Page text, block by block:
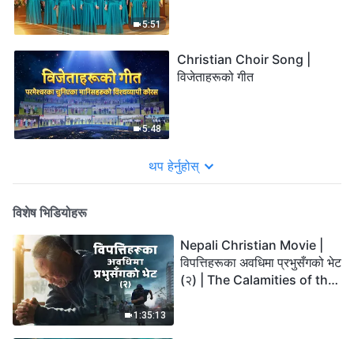
5:51
5:48
Christian Choir Song |
विजेताहरूको गीत
थप हेर्नुहोस्
विशेष भिडियोहरू
1:35:13
Nepali Christian Movie |
विपत्तिहरूका अवधिमा प्रभुसँगको भेट
(२) | The Calamities of the